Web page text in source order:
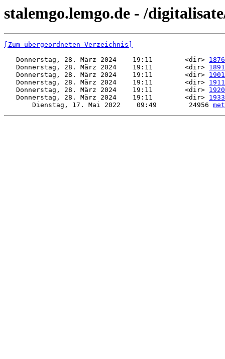
stalemgo.lemgo.de - /
[Zum übergeordneten Verzeichnis]
   Donnerstag, 28. März 2024    19:11        <dir>
   Donnerstag, 28. März 2024    19:11        <dir>
   Donnerstag, 28. März 2024    19:11        <dir>
   Donnerstag, 28. März 2024    19:11        <dir>
   Donnerstag, 28. März 2024    19:11        <dir>
   Donnerstag, 28. März 2024    19:11        <dir>
       Dienstag, 17. Mai 2022    09:49        24956